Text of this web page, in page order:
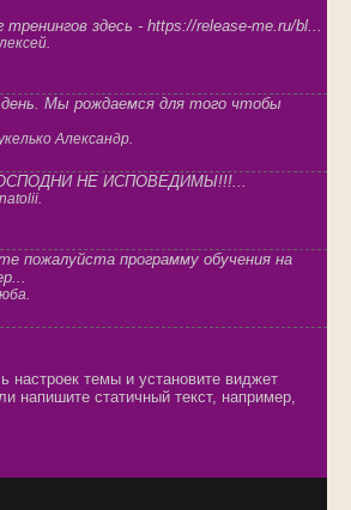
тренингов здесь - https://release-me.ru/bl...
Мы рождаемся для того чтобы
Александр.
НЕ ИСПОВЕДИМЫ!!!...
пожалуйста программу обучения на
настроек темы и установите виджет
напишите статичный текст, например,